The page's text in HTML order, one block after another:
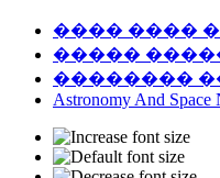
���� ����
�����
��������
Astronomy And Space